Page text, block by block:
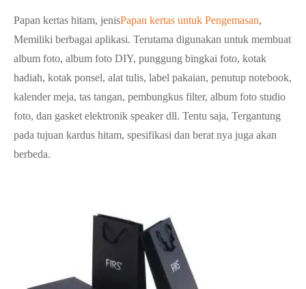
Papan kertas hitam, jenisPapan kertas untuk Pengemasan,
Memiliki berbagai aplikasi. Terutama digunakan untuk membuat
album foto, album foto DIY, punggung bingkai foto, kotak
hadiah, kotak ponsel, alat tulis, label pakaian, penutup notebook,
kalender meja, tas tangan, pembungkus filter, album foto studio
foto, dan gasket elektronik speaker dll. Tentu saja, Tergantung
pada tujuan kardus hitam, spesifikasi dan berat nya juga akan
berbeda.